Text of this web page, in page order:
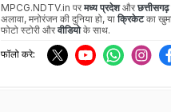
MPCG.NDTV.in परमध्य प्रदेशऔरछत्तीसगढ़
अलावा, मनोरंजन की दुनिया हो, या क्रिकेटका
फोटो स्टोरी औरवीडियोके साथ.
फॉलो करे: